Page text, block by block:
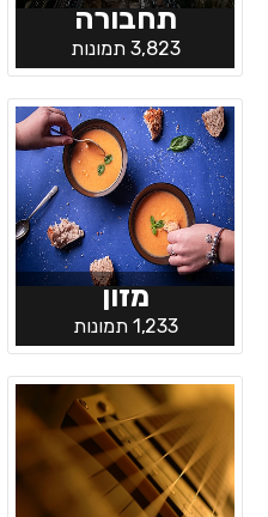
תחבורה
3,823 תמונות
מזון
1,233 תמונות